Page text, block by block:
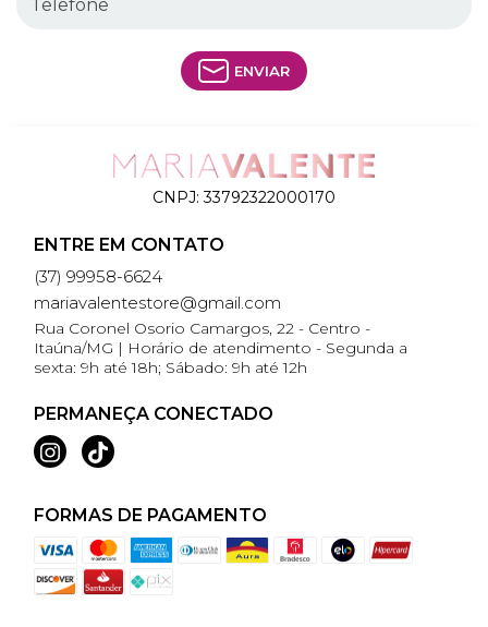
ENVIAR
CNPJ:33792322000170
ENTRE EM CONTATO
(37) 99958-6624
mariavalentestore@gmail.com
Rua Coronel Osorio Camargos, 22 - Centro -
Itaúna/MG | Horário de atendimento - Segunda a
sexta: 9h até 18h; Sábado: 9h até 12h
PERMANEÇA CONECTADO
FORMAS DE PAGAMENTO